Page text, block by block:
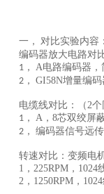
一， 对比实验内容：
编码器放大电路对
1， A电路编码器，
2， GI58N增量编码
电缆线对比：（2
1， A，8芯双绞屏
2， 编码器信号远
转速对比：变频电
1，225RPM，1024
2，1250RPM，